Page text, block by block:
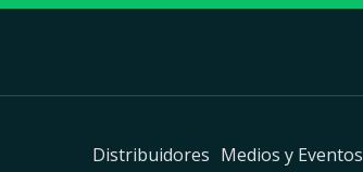
Distribuidores Medios y Eventos